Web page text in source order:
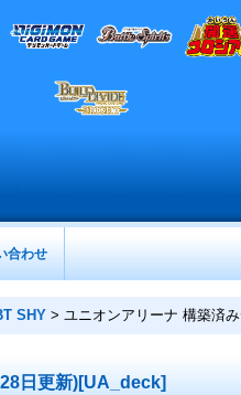
合わせ
SHY > ユニオンアリーナ 構築済
日更新)[UA_deck]